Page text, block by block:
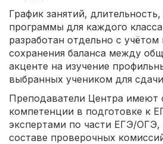
График занятий,
программы для каждого класса
разработан отдельно с
сохранения баланса между
акценте на изучение
выбранных учеником для
Преподаватели Центра имеют
компетенции в подготовке к
экспертами по части ЕГЭ/ОГЭ,
составе проверочных